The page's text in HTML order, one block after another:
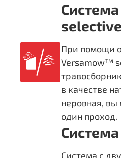
selective
При помощи
Versamow™
в качестве
неровная, вы
один проход.
Система с